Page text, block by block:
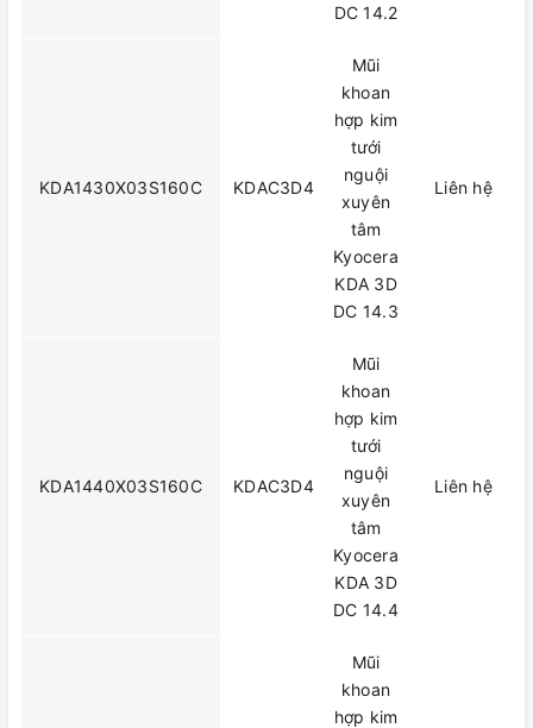
DC 14.2
KDA1430X03S160C KDAC3D4
Mũi
khoan
hợp kim
tưới
nguội
xuyên
tâm
Kyocera
KDA 3D
DC 14.3
Liên hệ
KDA1440X03S160C KDAC3D4
Mũi
khoan
hợp kim
tưới
nguội
xuyên
tâm
Kyocera
KDA 3D
DC 14.4
Liên hệ
Mũi
khoan
hợp kim